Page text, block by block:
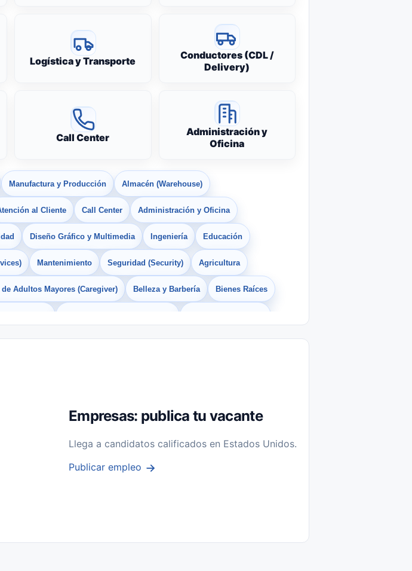
Logística y Transporte
Conductores (CDL /
Delivery)
Call Center
Administración y
Oficina
Manufactura y Producción Almacén (Warehouse)
al Cliente Call Center Administración y Oficina
Diseño Gráfico y Multimedia Ingeniería Educación
Mantenimiento Seguridad (Security) Agricultura
Adultos Mayores (Caregiver) Belleza y Barbería Bienes Raíces
Bilingües (English/Spanish) Sin Experiencia
Empresas: publica tu vacante
Llega a candidatos calificados en Estados Unidos.
Publicar empleo